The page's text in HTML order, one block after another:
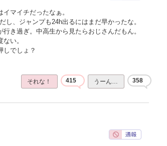
マイチだったなぁ。
し、ジャンプも24h出るにはまだ早かったな。
き過ぎ。中高生から見たらおじさんだもん。
い。
しでしょ？
それな！ 415 うーん… 358